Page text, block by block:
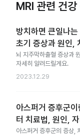
MRI 관련 건강
방치하면 큰일나
초기 증상과 원인,
뇌 지주막하출혈 증상과
자세히 알려드릴게요.
2023.12.29
아스퍼거 증후군
터 치료법, 원인,
아스퍼거 증후군의 증상,